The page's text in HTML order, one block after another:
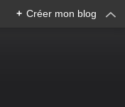
+ Créer mon blog